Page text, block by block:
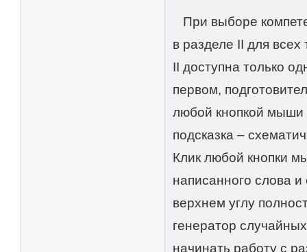
При выборе
в разделе II для
II доступна только
первом,
любой кнопкой мыши
подсказка –
Клик любой кнопки
написанного слова
верхнем углу
генератор
начинать работу с